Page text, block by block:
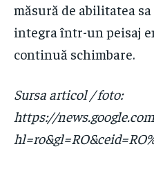
măsură de abilitatea sa
integra într-un peisaj
continuă schimbare.
Sursa articol / foto:
https://